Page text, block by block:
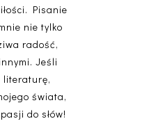
Pisanie
nie tylko
radość,
Jeśli
literaturę,
świata,
do słów!